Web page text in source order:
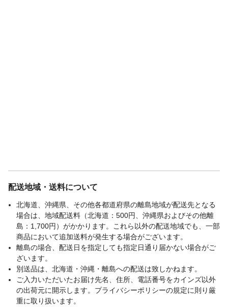
配送地域・送料について
北海道、沖縄県、その他各都道府県の離島地域が配送先となる
場合は、地域配送料（北海道：500円、沖縄県およびその他離
島：1,700円）がかかります。これら以外の配送地域でも、一部
商品において追加送料が発生する場合がございます。
離島の場合、配送日を指定しても指定日通り届かない場合がご
ざいます。
別送品は、北海道・沖縄・離島への配送は致しかねます。
ご入力いただいたお届け先名、住所、電話番号をカインズ以外
の出荷元に開示します。プライバシーポリシーの規定に則り厳
重に取り扱います。